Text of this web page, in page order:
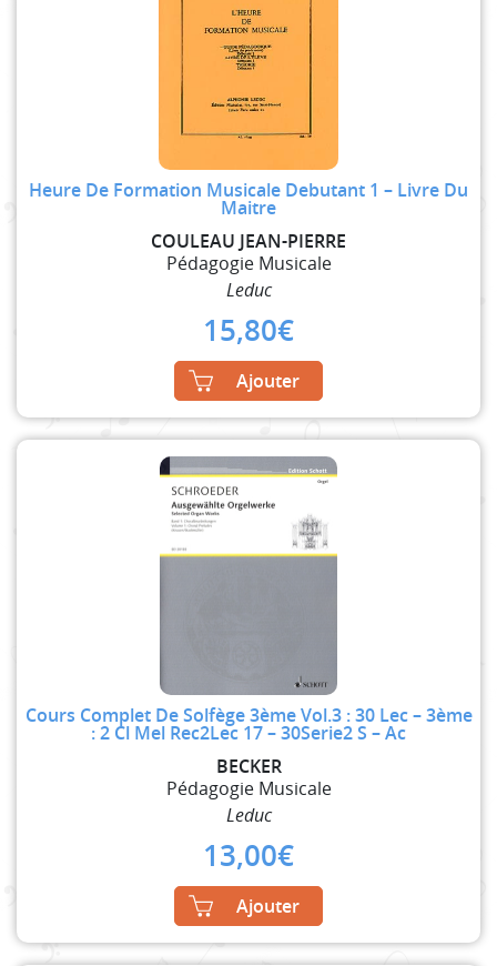
Heure De Formation Musicale Debutant 1 – Livre Du
Maitre
COULEAU JEAN-PIERRE
Pédagogie Musicale
Leduc
15,80€
Ajouter
Cours Complet De Solfège 3ème Vol.3 : 30 Lec – 3ème
: 2 Cl Mel Rec2Lec 17 – 30Serie2 S – Ac
BECKER
Pédagogie Musicale
Leduc
13,00€
Ajouter